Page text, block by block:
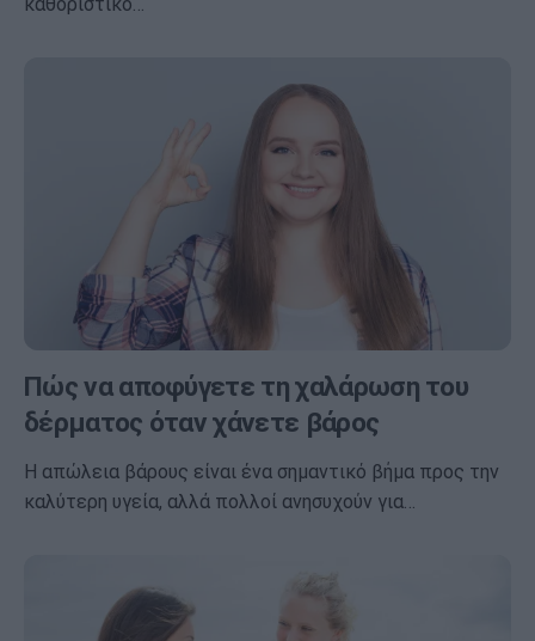
καθοριστικό…
Πώς να αποφύγετε τη χαλάρωση του
δέρματος όταν χάνετε βάρος
Η απώλεια βάρους είναι ένα σημαντικό βήμα προς την
καλύτερη υγεία, αλλά πολλοί ανησυχούν για…